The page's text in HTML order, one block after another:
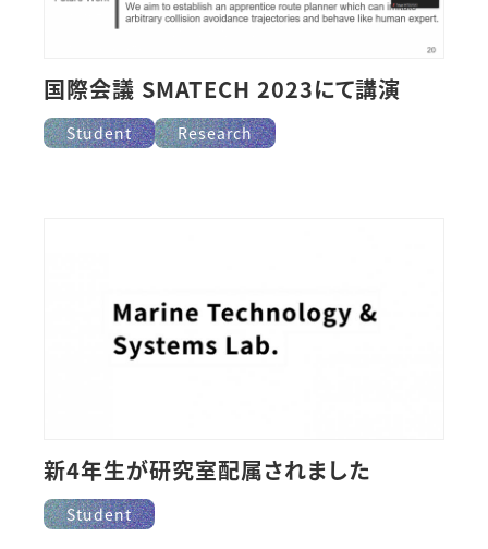
Student Research
国際会議 SMATECH 2023にて講演
Student
新4年生が研究室配属されました